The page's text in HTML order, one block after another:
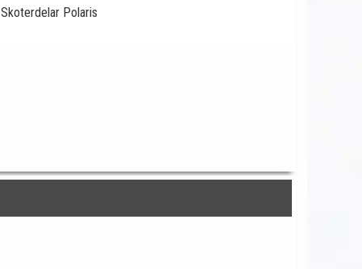
Skoterdelar Polaris